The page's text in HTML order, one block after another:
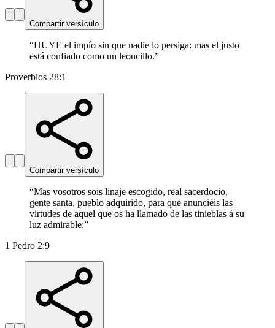
Compartir versículo
“HUYE el impío sin que nadie lo persiga: mas el justo
está confiado como un leoncillo.”
Proverbios 28:1
Compartir versículo
“Mas vosotros sois linaje escogido, real sacerdocio,
gente santa, pueblo adquirido, para que anunciéis las
virtudes de aquel que os ha llamado de las tinieblas á su
luz admirable:”
1 Pedro 2:9